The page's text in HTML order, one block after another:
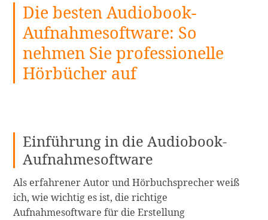
Die besten Audiobook-
Aufnahmesoftware: So
nehmen Sie professionelle
Hörbücher auf
Einführung in die Audiobook-
Aufnahmesoftware
Als erfahrener Autor und Hörbuchsprecher weiß
ich, wie wichtig es ist, die richtige
Aufnahmesoftware für die Erstellung